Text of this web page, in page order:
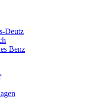
Deutz
Benz